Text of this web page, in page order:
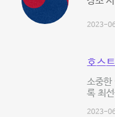
2023-
호스
소중한
록 최
2023-